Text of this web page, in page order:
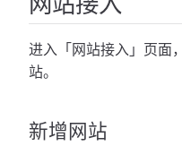
进入「网站接入」页面
站。
新增网站